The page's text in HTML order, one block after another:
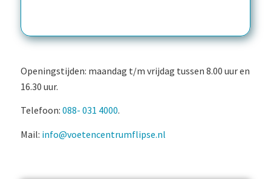
Openingstijden: maandag t/m vrijdag tussen 8.00 uur en
16.30 uur.
Telefoon: 088- 031 4000.
Mail: info@voetencentrumflipse.nl